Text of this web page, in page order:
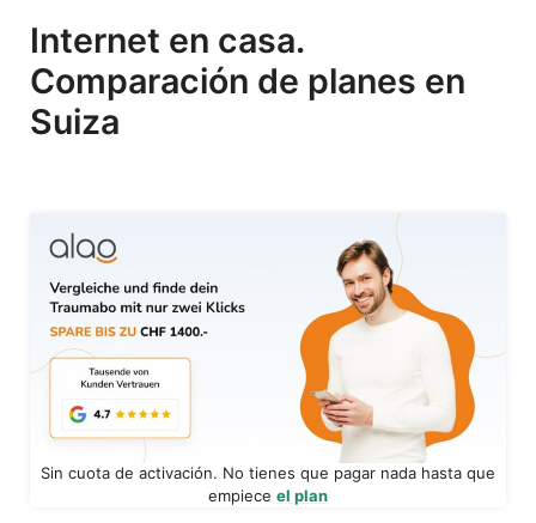
Internet en casa.
Comparación de planes en
Suiza
Sin cuota de activación. No tienes que pagar nada hasta que
empiece el plan